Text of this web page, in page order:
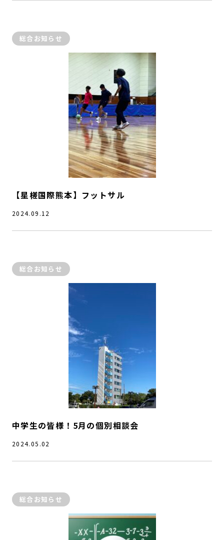
総合お知らせ
【星槎国際熊本】フットサル
2024.09.12
総合お知らせ
中学生の皆様！5月の個別相談会
2024.05.02
総合お知らせ